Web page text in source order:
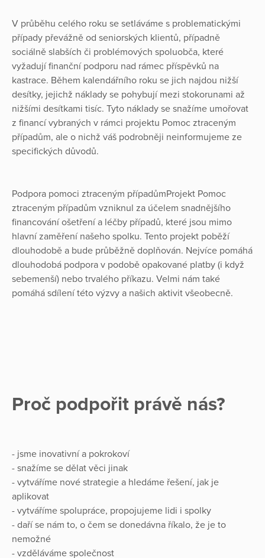
V průběhu celého roku se setláváme s problematickými
případy převážně od seniorských klientů, případně
sociálně slabších či problémových spoluobča, které
vyžadují finanční podporu nad rámec příspěvků na
kastrace. Během kalendářního roku se jich najdou nižší
desítky, jejichž náklady se pohybují mezi stokorunami až
nižšími desítkami tisíc. Tyto náklady se snažíme umořovat
z financí vybraných v rámci projektu Pomoc ztraceným
případům, ale o nichž váš podrobněji neinformujeme ze
specifických důvodů.
Podpora pomoci ztraceným případůmProjekt Pomoc
ztraceným případům vzniknul za účelem snadnějšího
financování ošetření a léčby případů, které jsou mimo
hlavní zaměření našeho spolku. Tento projekt poběží
dlouhodobě a bude průběžně doplňován. Nejvíce pomáhá
dlouhodobá podpora v podobě opakované platby (i když
sebemenší) nebo trvalého příkazu. Velmi nám také
pomáhá sdílení této výzvy a našich aktivit všeobecně.
Proč podpořit právě nás?
- jsme inovativní a pokrokoví
- snažíme se dělat věci jinak
- vytváříme nové strategie a hledáme řešení, jak je
aplikovat
- vytváříme spolupráce, propojujeme lidi i spolky
- daří se nám to, o čem se donedávna říkalo, že je to
nemožné
- vzděláváme společnost